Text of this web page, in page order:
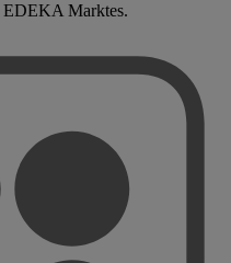
EDEKA Marktes.